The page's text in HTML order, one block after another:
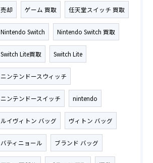
売却 ゲーム 買取 任天堂スイッチ 買取
Nintendo Switch Nintendo Switch 買取
Switch Lite買取 Switch Lite
ニンテンドースウィッチ
ニンテンドースイッチ nintendo
ルイヴィトン バッグ ヴィトン バッグ
バティニョール ブランド バッグ